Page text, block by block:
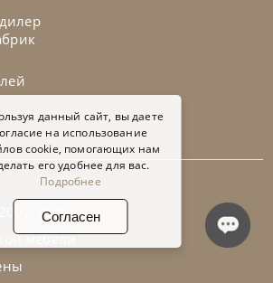
по запросу
Nido Keramik Bistrot
2026
мебели
данный сайт, вы даете
на использование
cookie, помогающих нам
его удобнее для вас.
Подробнее
Согласен